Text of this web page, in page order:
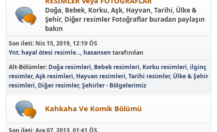
Doğa, Bebek, Korku, Aşk, Hayvan, Tarihi, Ülke &
Şehir, Diğer resimler Fotoğraflar buradan paylaşın
bakın
Son ileti: Nis 15, 2019, 12:19 ÖS
Ynt: hayal ötesi resimle..., hasansen tarafından
Alt-Bölümler Doğa resimleri Bebek resimleri Korku resimleri ilginç
resimler Aşk resimleri Hayvan resimleri Tarihi resimler Ülke & Şehir
resimleri Diğer resimler Şehirler - Bölgelerimiz
Kahkaha Ve Komik Bölümü
Son ileti:Ara 07, 2013, 01:41 ÖS